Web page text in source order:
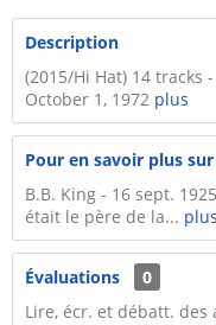
Description
(2015/Hi Hat) 14 tracks
October 1, 1972 plus
Pour en savoir plus sur
B.B. King - 16 sept.
était le père de la... plus
Évaluations
0
Lire, écr. et débatt. des